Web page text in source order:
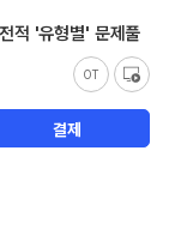
적 '유형별' 문제풀
OT
결제